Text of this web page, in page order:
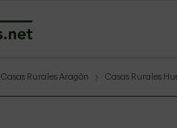
Casas Rurales Aragón Casas Rurales